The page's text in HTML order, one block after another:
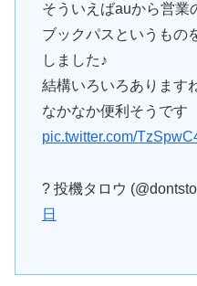
そういえばauから営業
ブックパスというもの
しました♪
結構いろいろあります
なかなか便利そうです
pic.twitter.com/
? 投機タロウ
日